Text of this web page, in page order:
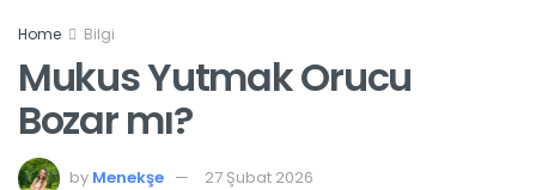
Home Bilgi
Mukus Yutmak Orucu
Bozar mı?
by Menekşe 27 Şubat 2026